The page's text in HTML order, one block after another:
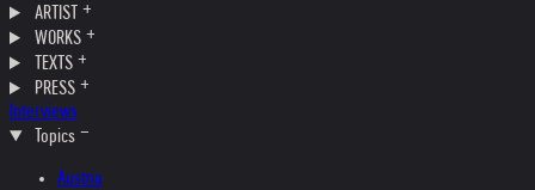
ARTIST
WORKS
TEXTS
PRESS
Interviews
Topics
Austria